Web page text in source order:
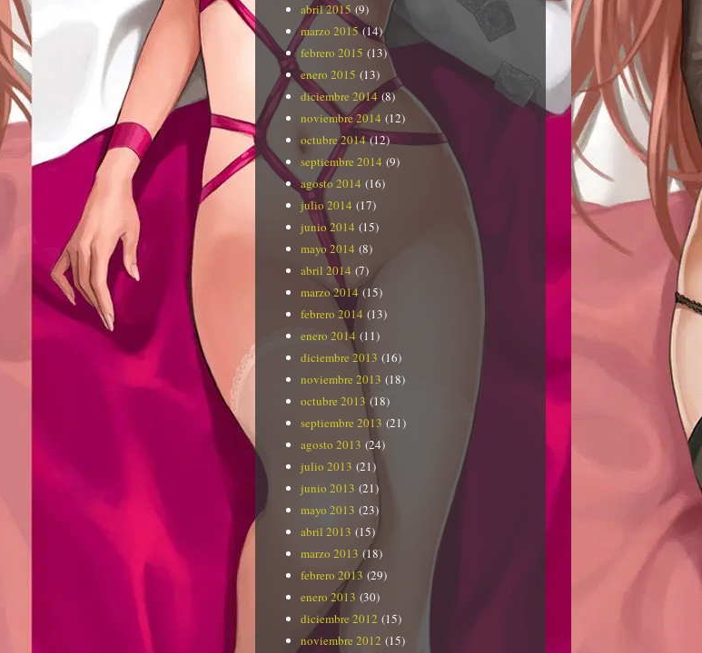
abril 2015 (9)
marzo 2015(14)
febrero 2015 (13)
enero 2015 (13)
diciembre 2014 (8)
noviembre 2014 (12)
octubre 2014(12)
septiembre 2014 (9)
agosto 2014 (16)
julio 2014 (17)
junio 2014 (15)
mayo 2014 (8)
abril 2014 (7)
marzo 2014 (15)
febrero 2014 (13)
enero 2014 (11)
diciembre 2013 (16)
noviembre 2013 (18)
octubre 2013 (18)
septiembre 2013 (21)
agosto 2013 (24)
julio 2013 (21)
junio 2013 (21)
mayo 2013 (23)
abril 2013 (15)
marzo 2013 (18)
febrero 2013 (29)
enero 2013 (30)
diciembre 2012 (15)
noviembre 2012 (15)